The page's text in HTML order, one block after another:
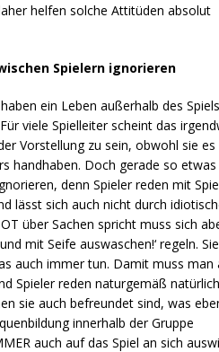
helfen solche Attitüden absolut
Spielern ignorieren
ein Leben außerhalb des
viele Spielleiter scheint das
Vorstellung zu sein, obwohl sie es
handhaben. Doch gerade so etwas
denn Spieler reden mit
lässt sich auch nicht durch
OT über Sachen spricht muss sich
mit Seife auswaschen!‘ regeln. Sie
auch immer tun. Damit muss man
Spieler reden naturgemäß
sie auch befreundet sind, was
innerhalb der Gruppe
auch auf das Spiel an sich